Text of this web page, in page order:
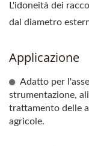
L'idoneità dei
dal diametro
Applicazione
Adatto per
strumentazione,
trattamento delle
agricole.